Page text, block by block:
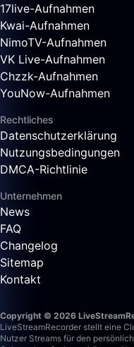
17live-Aufnahmen
Kwai-Aufnahmen
NimoTV-Aufnahmen
VK Live-Aufnahmen
Chzzk-Aufnahmen
YouNow-Aufnahmen
Rechtliches
Datenschutzerklärung
Nutzungsbedingungen
DMCA-Richtlinie
Unternehmen
News
FAQ
Changelog
Sitemap
Kontakt
Copyright © 2026
LiveStreamRecorder stellt eine
Nutzer Streams für den